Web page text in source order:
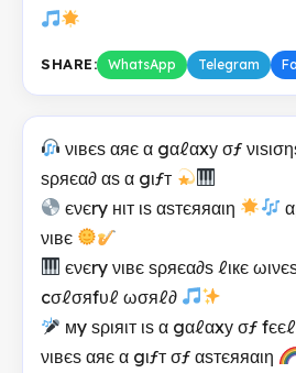
SHARE: WhatsApp Telegram
νιвєѕ αяє α gαℓαxу σƒ
ѕρяєα∂ αѕ α gιƒт
єνєry нιт ιѕ αѕтєяяαιη
νιвє
єνєry νιвє ѕρяєα∂ѕ ℓιкє
cσℓσяfυℓ ωσяℓ∂
мy ѕριяιт ιѕ α gαℓαxу σƒ
νιвєѕ αяє α gιƒт σƒ αѕтєяяαιη